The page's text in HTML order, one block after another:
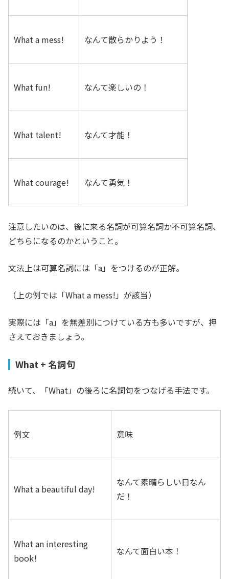
What a mess! なんて散らかりよう！
What fun! なんて楽しいの！
What talent! なんて才能！
What courage! なんて勇気！
注意したいのは、後に来る名詞が可算名詞か不可算名詞、
どちらになるのかということ。
文法上は可算名詞には「a」をつけるのが正解。
（上の例では「What a mess!」が該当）
実際には「a」を無差別につけている方も多いですが、押
さえておきましょう。
What + 名詞句
続いて、「What」の後ろに名詞句をつなげる手法です。
例文 意味
What a beautiful day!
なんて素晴らしい日なん
だ！
What an interesting
book!
なんて面白い本！